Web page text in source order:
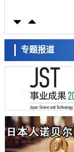
东京大学通过叶绿体
科学研究
藤田医科大学等成功
该基因的必要性因菌株
经济・社会
【AI法下篇】如何
科学研究
日本学术会议：为保
的具体对策
科学研究
大阪大学开发基于水
高精度解读
经济・社会
专题报道